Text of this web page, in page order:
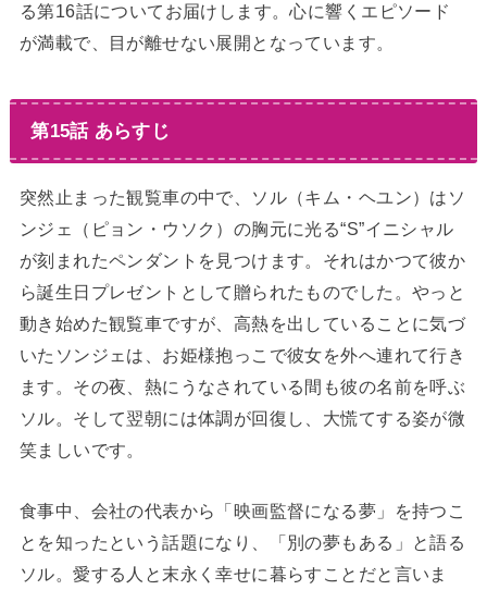
る第16話についてお届けします。心に響くエピソード
が満載で、目が離せない展開となっています。
第15話 あらすじ
突然止まった観覧車の中で、ソル（キム・ヘユン）はソ
ンジェ（ピョン・ウソク）の胸元に光る“S”イニシャル
が刻まれたペンダントを見つけます。それはかつて彼か
ら誕生日プレゼントとして贈られたものでした。やっと
動き始めた観覧車ですが、高熱を出していることに気づ
いたソンジェは、お姫様抱っこで彼女を外へ連れて行き
ます。その夜、熱にうなされている間も彼の名前を呼ぶ
ソル。そして翌朝には体調が回復し、大慌てする姿が微
笑ましいです。
食事中、会社の代表から「映画監督になる夢」を持つこ
とを知ったという話題になり、「別の夢もある」と語る
ソル。愛する人と末永く幸せに暮らすことだと言いま